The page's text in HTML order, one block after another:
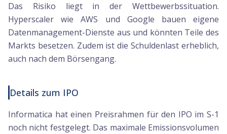
Das Risiko liegt in der Wettbewerbssituation.
Hyperscaler wie AWS und Google bauen eigene
Datenmanagement-Dienste aus und könnten Teile des
Markts besetzen. Zudem ist die Schuldenlast erheblich,
auch nach dem Börsengang.
Details zum IPO
Informatica hat einen Preisrahmen für den IPO im S-1
noch nicht festgelegt. Das maximale Emissionsvolumen